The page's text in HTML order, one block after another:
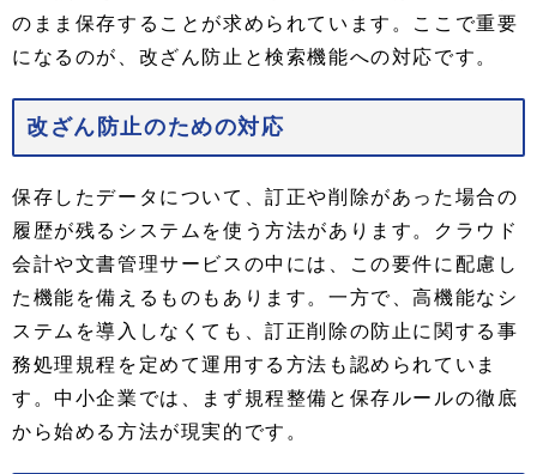
のまま保存することが求められています。ここで重要
になるのが、改ざん防止と検索機能への対応です。
改ざん防止のための対応
保存したデータについて、訂正や削除があった場合の
履歴が残るシステムを使う方法があります。クラウド
会計や文書管理サービスの中には、この要件に配慮し
た機能を備えるものもあります。一方で、高機能なシ
ステムを導入しなくても、訂正削除の防止に関する事
務処理規程を定めて運用する方法も認められていま
す。中小企業では、まず規程整備と保存ルールの徹底
から始める方法が現実的です。